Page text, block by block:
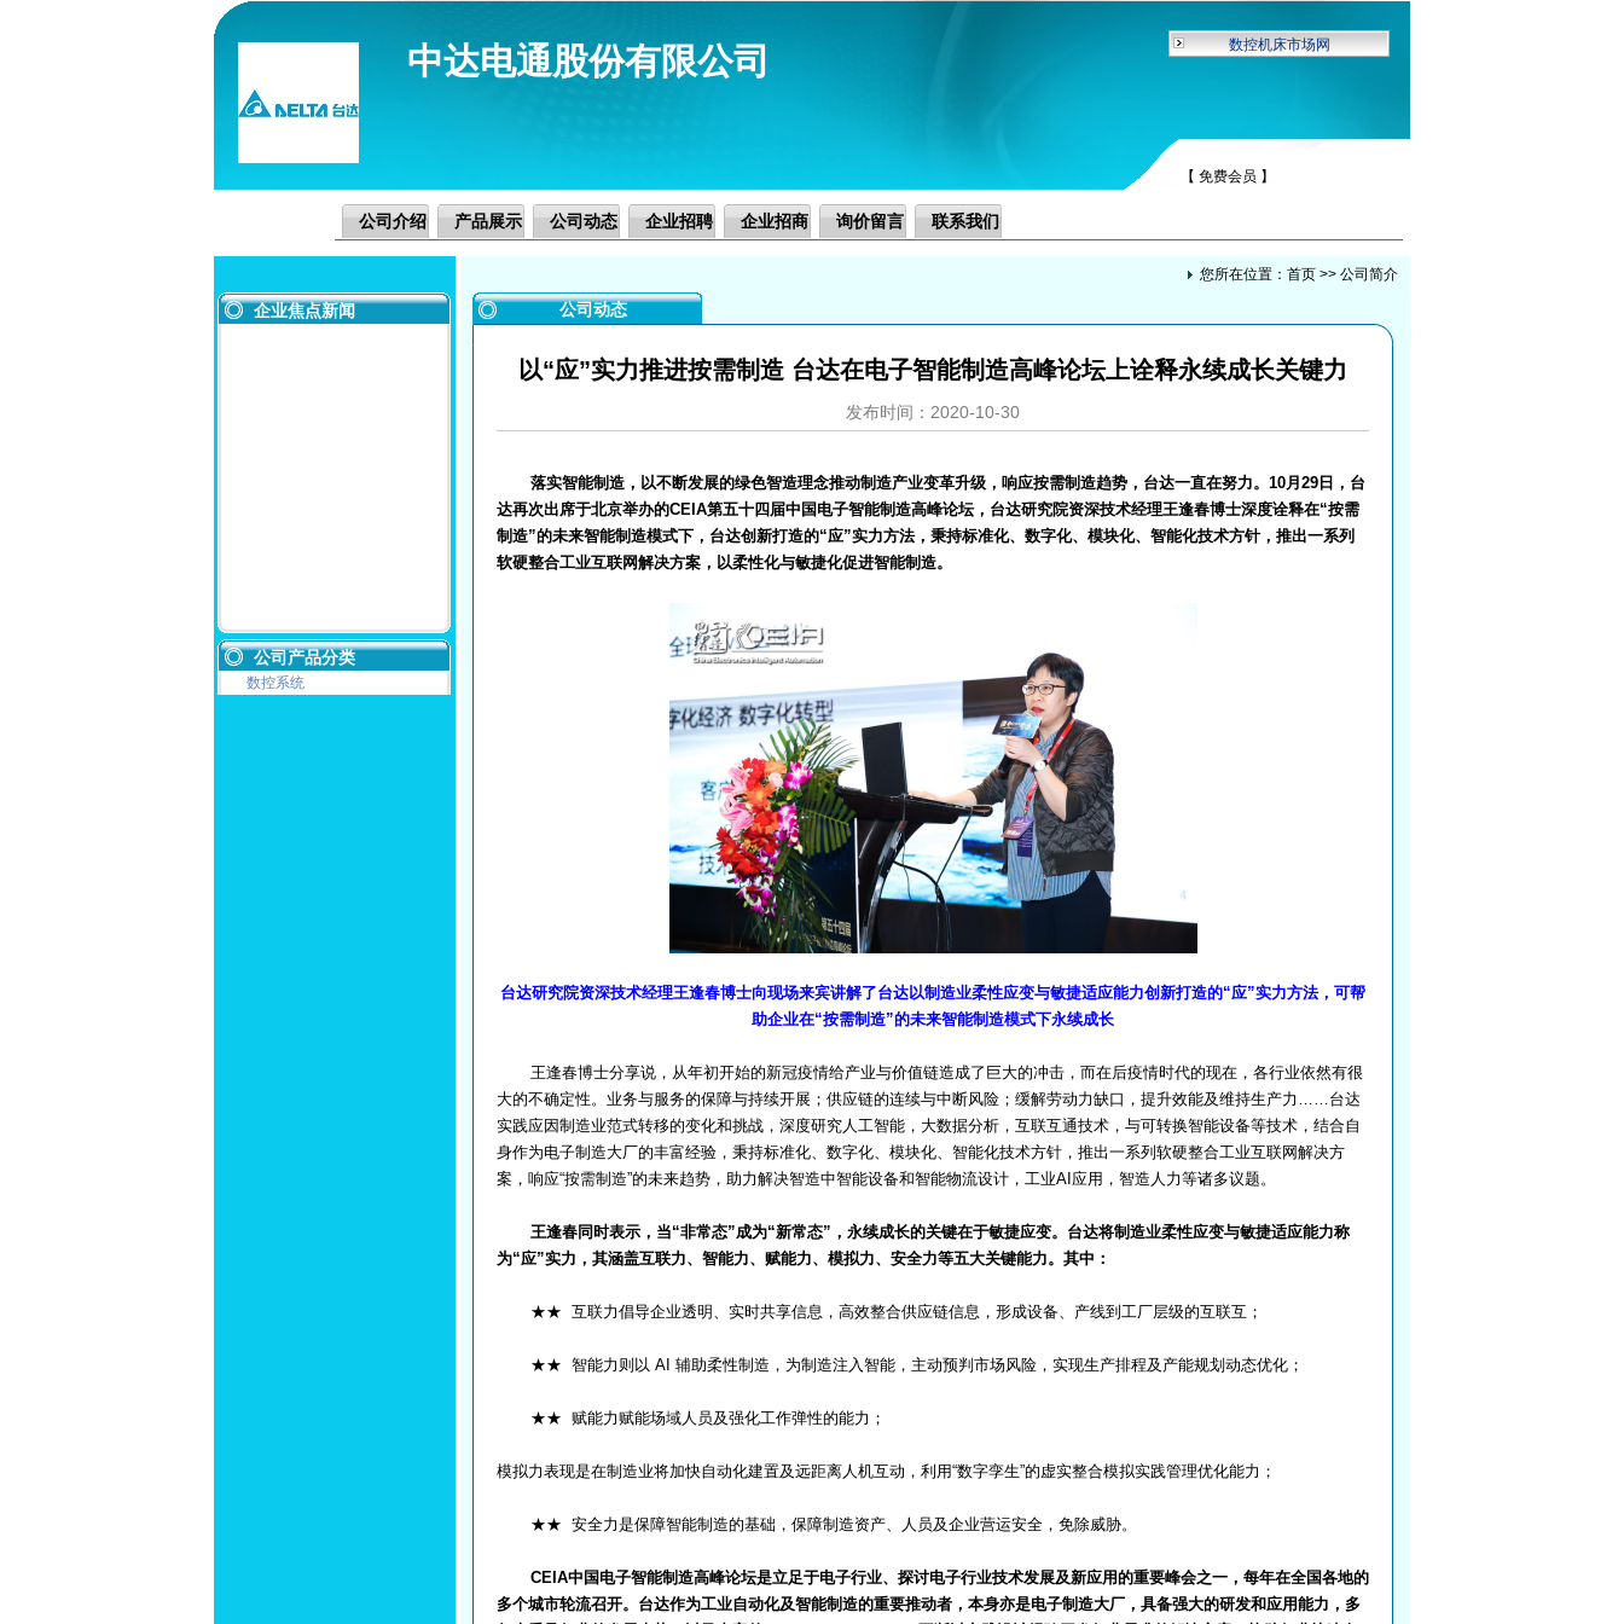
中达电通股份有限公司 数控机床市场网
【 免费会员 】
公司介绍 产品展示 公司动态 企业招聘 企业招商 询价留言 联系我们
您所在位置： 首页 >> 公司简介
企业焦点新闻
公司产品分类
数控系统
公司动态
以“应”实力推进按需制造 台达在电子智能制造高峰论坛上诠释永续成长关键力
发布时间：2020-10-30
落实智能制造，以不断发展的绿色智造理念推动制造产业变革升级，响应按需制造趋势，台达一直在努力。10月29日，台
达再次出席于北京举办的CEIA第五十四届中国电子智能制造高峰论坛，台达研究院资深技术经理王逢春博士深度诠释在“按需
制造”的未来智能制造模式下，台达创新打造的“应”实力方法，秉持标准化、数字化、模块化、智能化技术方针，推出一系列
软硬整合工业互联网解决方案，以柔性化与敏捷化促进智能制造。
台达研究院资深技术经理王逢春博士向现场来宾讲解了台达以制造业柔性应变与敏捷适应能力创新打造的“应”实力方法，可帮
助企业在“按需制造”的未来智能制造模式下永续成长
王逢春博士分享说，从年初开始的新冠疫情给产业与价值链造成了巨大的冲击，而在后疫情时代的现在，各行业依然有很
大的不确定性。业务与服务的保障与持续开展；供应链的连续与中断风险；缓解劳动力缺口，提升效能及维持生产力……台达
实践应因制造业范式转移的变化和挑战，深度研究人工智能，大数据分析，互联互通技术，与可转换智能设备等技术，结合自
身作为电子制造大厂的丰富经验，秉持标准化、数字化、模块化、智能化技术方针，推出一系列软硬整合工业互联网解决方
案，响应“按需制造”的未来趋势，助力解决智造中智能设备和智能物流设计，工业AI应用，智造人力等诸多议题。
王逢春同时表示，当“非常态”成为“新常态”，永续成长的关键在于敏捷应变。台达将制造业柔性应变与敏捷适应能力称
为“应”实力，其涵盖互联力、智能力、赋能力、模拟力、安全力等五大关键能力。其中：
★★ 互联力倡导企业透明、实时共享信息，高效整合供应链信息，形成设备、产线到工厂层级的互联互；
★★ 智能力则以 AI 辅助柔性制造，为制造注入智能，主动预判市场风险，实现生产排程及产能规划动态优化；
★★ 赋能力赋能场域人员及强化工作弹性的能力；
模拟力表现是在制造业将加快自动化建置及远距离人机互动，利用“数字孪生”的虚实整合模拟实践管理优化能力；
★★ 安全力是保障智能制造的基础，保障制造资产、人员及企业营运安全，免除威胁。
CEIA中国电子智能制造高峰论坛是立足于电子行业、探讨电子行业技术发展及新应用的重要峰会之一，每年在全国各地的
多个城市轮流召开。台达作为工业自动化及智能制造的重要推动者，本身亦是电子制造大厂，具备强大的研发和应用能力，多